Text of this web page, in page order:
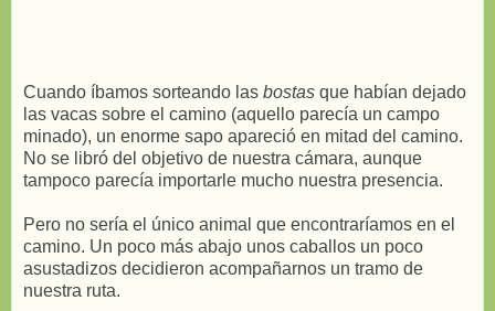
Cuando íbamos sorteando las bostas que habían dejado
las vacas sobre el camino (aquello parecía un campo
minado), un enorme sapo apareció en mitad del camino.
No se libró del objetivo de nuestra cámara, aunque
tampoco parecía importarle mucho nuestra presencia.
Pero no sería el único animal que encontraríamos en el
camino. Un poco más abajo unos caballos un poco
asustadizos decidieron acompañarnos un tramo de
nuestra ruta.